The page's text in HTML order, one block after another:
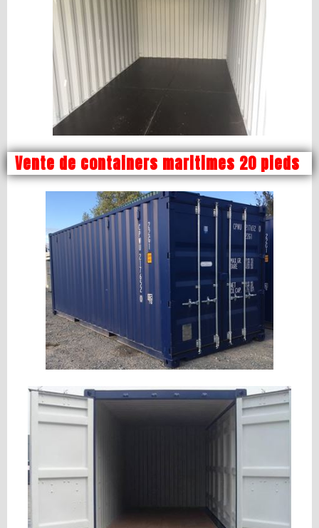
Vente de containers maritimes 20 pieds